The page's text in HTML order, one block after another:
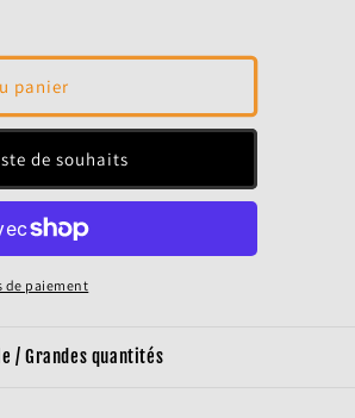
panier
de souhaits
de paiement
/ Grandes quantités